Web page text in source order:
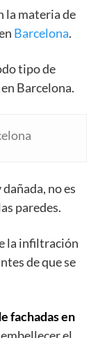
la materia de
Barcelona.
tipo de
Barcelona.
no es
paredes.
la infiltración
de que se
fachadas en